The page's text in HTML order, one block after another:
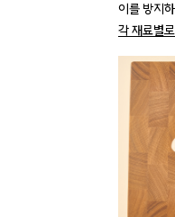
이를 방지
각 재료별